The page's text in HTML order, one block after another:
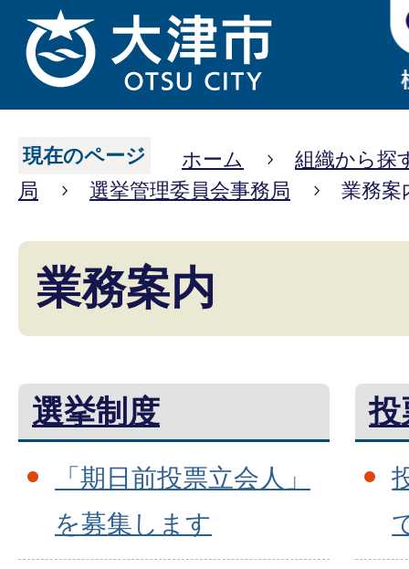
現在のページ ホーム
組織から探
局
選挙管理委員会事務局 業務案
業務案内
選挙制度
「期日前投票立会人」
を募集します
投